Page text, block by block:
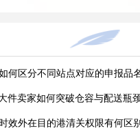
境发货包装指南）
海关处罚细则科普）
前锁定舱位与运价（不清楚的
什么区别，清关受影响吗（国
何区分不同站点对应的申报品
件卖家如何突破仓容与配送瓶
效外在目的港清关权限有何区